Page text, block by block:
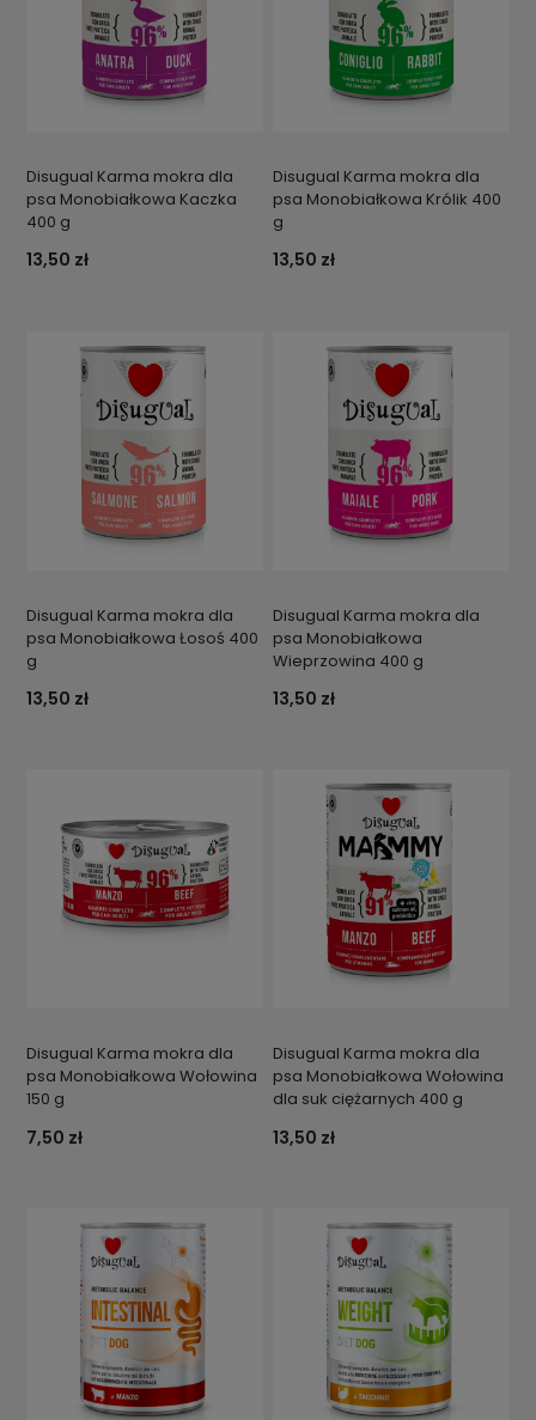
Disugual Karma mokra dla
psa Monobiałkowa Kaczka
400 g
13,50 zł
Disugual Karma mokra dla
psa Monobiałkowa Królik 400
g
13,50 zł
Disugual Karma mokra dla
psa Monobiałkowa Łosoś 400
g
13,50 zł
Disugual Karma mokra dla
psa Monobiałkowa
Wieprzowina 400 g
13,50 zł
Disugual Karma mokra dla
psa Monobiałkowa Wołowina
150 g
7,50 zł
Disugual Karma mokra dla
psa Monobiałkowa Wołowina
dla suk ciężarnych 400 g
13,50 zł